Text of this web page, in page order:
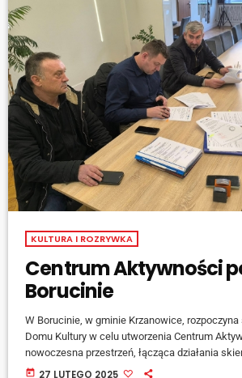
KULTURA I ROZRYWKA
Centrum Aktywności
Borucinie
W Borucinie, w gminie Krzanowice,
Domu Kultury w celu utworzenia Centrum
nowoczesna przestrzeń, łącząca działania
społeczności oraz sprzyjające integracji
today 27 LUTEGO 2025